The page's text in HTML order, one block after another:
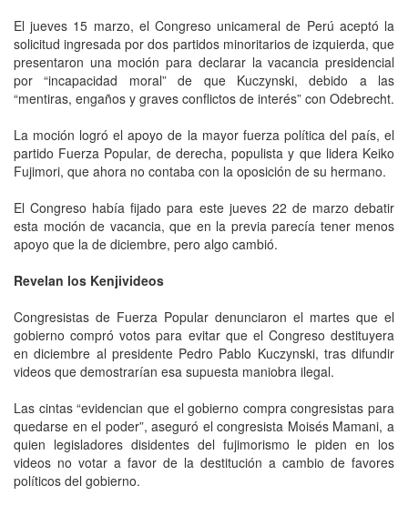
El jueves 15 marzo, el Congreso unicameral de Perú aceptó la
solicitud ingresada por dos partidos minoritarios de izquierda, que
presentaron una moción para declarar la vacancia presidencial
por “incapacidad moral” de que Kuczynski, debido a las
“mentiras, engaños y graves conflictos de interés” con Odebrecht.
La moción logró el apoyo de la mayor fuerza política del país, el
partido Fuerza Popular, de derecha, populista y que lidera Keiko
Fujimori, que ahora no contaba con la oposición de su hermano.
El Congreso había fijado para este jueves 22 de marzo debatir
esta moción de vacancia, que en la previa parecía tener menos
apoyo que la de diciembre, pero algo cambió.
Revelan los Kenjivideos
Congresistas de Fuerza Popular denunciaron el martes que el
gobierno compró votos para evitar que el Congreso destituyera
en diciembre al presidente Pedro Pablo Kuczynski, tras difundir
videos que demostrarían esa supuesta maniobra ilegal.
Las cintas “evidencian que el gobierno compra congresistas para
quedarse en el poder”, aseguró el congresista Moisés Mamani, a
quien legisladores disidentes del fujimorismo le piden en los
videos no votar a favor de la destitución a cambio de favores
políticos del gobierno.